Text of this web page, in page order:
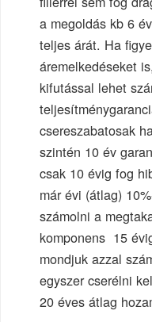
a megoldás kb 6
teljes árát. Ha
áremelkedéseket
kifutással lehet
csereszabatosak
szintén 10 év
csak 10 évig fog
már évi (átlag)
számolni a
komponens 15
mondjuk azzal
egyszer cserélni
20 éves átlag